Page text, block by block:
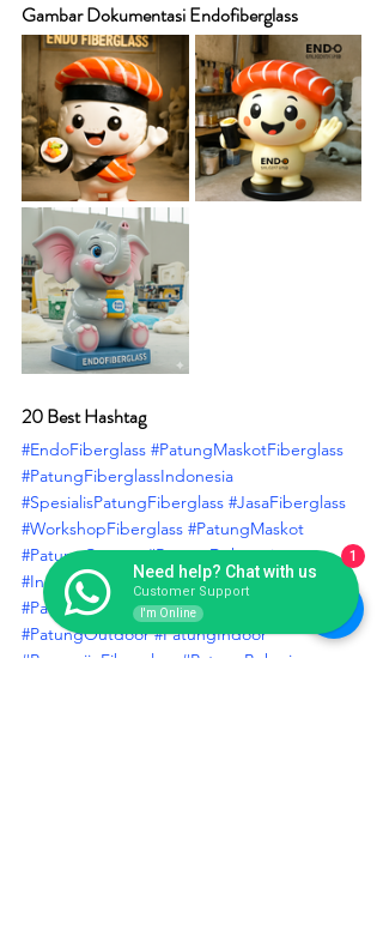
Gambar Dokumentasi Endofiberglass
20 Best Hashtag
#EndoFiberglass #PatungMaskotFiberglass
#PatungFiberglassIndonesia
#SpesialisPatungFiberglass #JasaFiberglass
#WorkshopFiberglass #PatungMaskot
#PatungCustom #PatungDekorasi
#IndustriFiberglass #TokoFiberglass
#PabrikFiberglass #KolamRenangFiberglass
#PatungOutdoor #PatungIndoor
#PengrajinFiberglass
#PatungBekasi
Need help? Chat with us
Customer Support
I'm Online
1